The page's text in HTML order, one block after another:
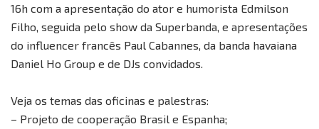
16h com a apresentação do ator e humorista Edmilson
Filho, seguida pelo show da Superbanda, e apresentações
do influencer francês Paul Cabannes, da banda havaiana
Daniel Ho Group e de DJs convidados.
Veja os temas das oficinas e palestras:
– Projeto de cooperação Brasil e Espanha;